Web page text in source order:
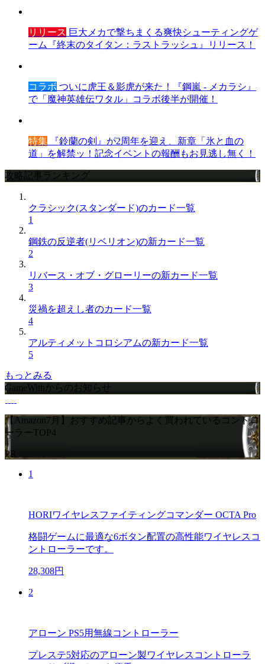
リリース 巨大メカで撃ちまくる爽快シューティングゲ
ーム『終末のタイタン：ラストラッシュ』リリース！
コラボ ついに虎王＆影虎が来た！『鋼嵐 - メカラシ』
で「魔神英雄伝ワタル」コラボ後半が開催！
特集 『鈴蘭の剣』が2周年を迎え、新章「氷と血の
道」を解禁ッ！記念イベントの報酬もお見逃し無く！
攻略記事ランキング
クラシック(スタンダード)のカード一覧
1
鋼鉄の反逆者(リベリオン)の新カード一覧
2
リバース・オブ・グローリーの新カード一覧
3
災禍を超えし者のカード一覧
4
アルティメットコロシアムの新カード一覧
5
もっとみる
GameWithからのお知らせ
【Amazon7月】おすすめ記事からよく買われているコントロ
ーラーTOP4
PR
1
HORIワイヤレスファイティングコマンダー OCTA Pro
格闘ゲームに最適な6ボタン配置の高性能ワイヤレスコ
ントローラーです。
28,308円
2
アローン PS5用無線コントローラー
プレステ5対応のアローン製ワイヤレスコントローラ